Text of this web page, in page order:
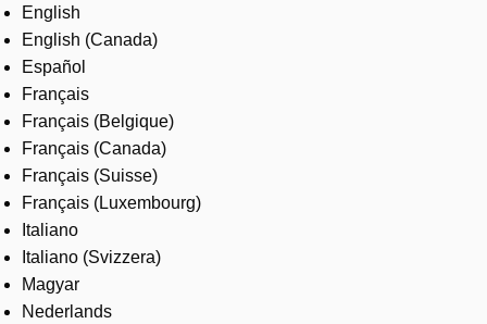
Careers
English
English (Canada)
Español
Français
Français (Belgique)
Français (Canada)
Français (Suisse)
Français (Luxembourg)
Italiano
Italiano (Svizzera)
Magyar
Nederlands